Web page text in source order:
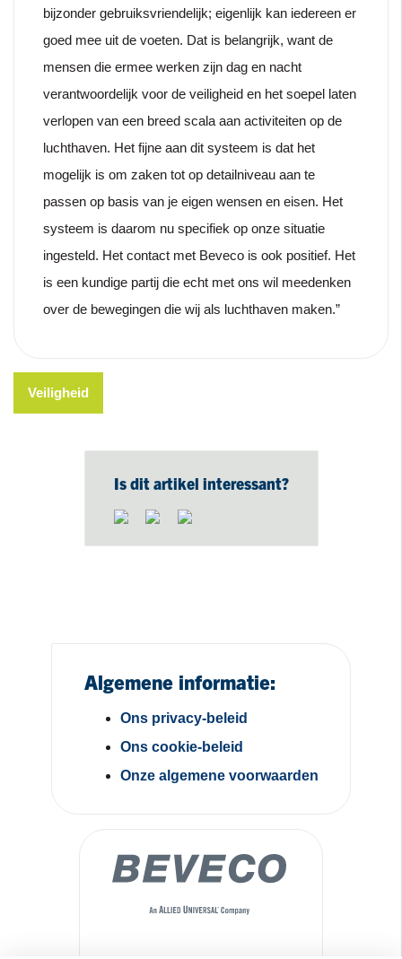
bijzonder gebruiksvriendelijk; eigenlijk kan iedereen er
goed mee uit de voeten. Dat is belangrijk, want de
mensen die ermee werken zijn dag en nacht
verantwoordelijk voor de veiligheid en het soepel laten
verlopen van een breed scala aan activiteiten op de
luchthaven. Het fijne aan dit systeem is dat het
mogelijk is om zaken tot op detailniveau aan te
passen op basis van je eigen wensen en eisen. Het
systeem is daarom nu specifiek op onze situatie
ingesteld. Het contact met Beveco is ook positief. Het
is een kundige partij die echt met ons wil meedenken
over de bewegingen die wij als luchthaven maken.”
Veiligheid
Is dit artikel interessant?
Algemene informatie:
Ons privacy-beleid
Ons cookie-beleid
Onze algemene voorwaarden